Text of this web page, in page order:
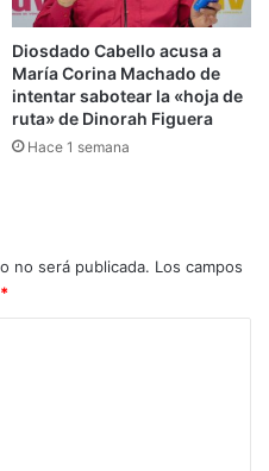
Diosdado Cabello acusa a
María Corina Machado de
intentar sabotear la «hoja de
ruta» de Dinorah Figuera
Hace 1 semana
no será publicada. Los campos
*